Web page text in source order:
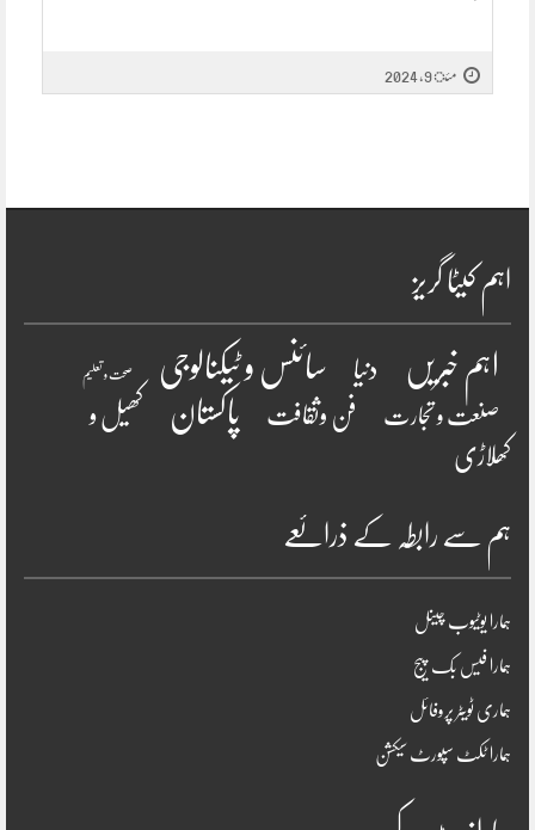
مئ 9, 2024
اہم کیٹا گریز
اہم خبریں دنیا سائنس و ٹیکنالوجی صحت و تعلیم
صنعت و تجارت فن وثقافت پاکستان
کھیل و
کھلاڑی
ہم سے رابطہ کے ذرائعے
ہمارا یوٹیوب چینل
ہمارا فیس بک پیج
ہماری ٹویٹر پروفائل
ہمارا ٹکٹ سپورٹ سیکشن